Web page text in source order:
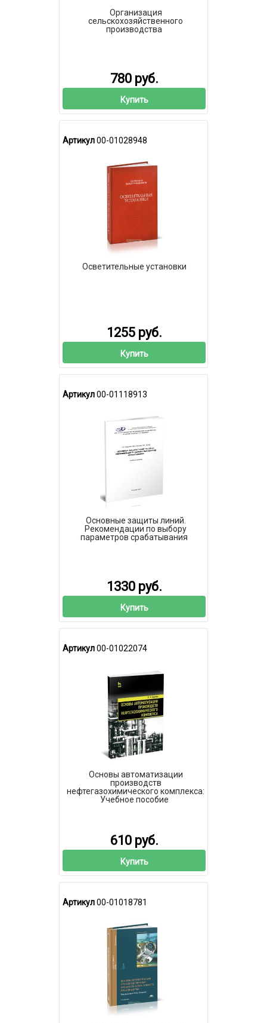
Организация
сельскохозяйственного
производства
780 руб.
Купить
Артикул00-01028948
Осветительные установки
1255 руб.
Купить
Артикул00-01118913
Основные защиты линий.
Рекомендации по выбору
параметров срабатывания
1330 руб.
Купить
Артикул00-01022074
Основы автоматизации
производств
нефтегазохимического комплекса:
Учебное пособие
610 руб.
Купить
Артикул00-01018781